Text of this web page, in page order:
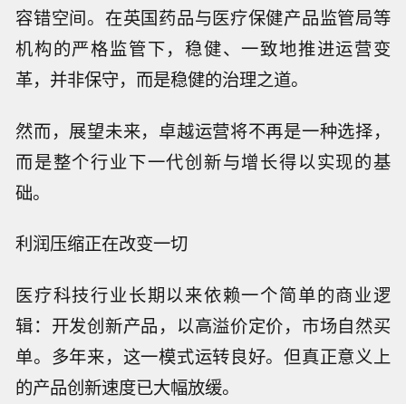
容错空间。在英国药品与医疗保健产品监管局等
机构的严格监管下，稳健、一致地推进运营变
革，并非保守，而是稳健的治理之道。
然而，展望未来，卓越运营将不再是一种选择，
而是整个行业下一代创新与增长得以实现的基
础。
利润压缩正在改变一切
医疗科技行业长期以来依赖一个简单的商业逻
辑：开发创新产品，以高溢价定价，市场自然买
单。多年来，这一模式运转良好。但真正意义上
的产品创新速度已大幅放缓。